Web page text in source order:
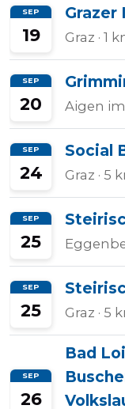
SEP
19
Grazer
Graz · 1
SEP
20 Aigen
SEP
24
Social
Graz · 5
SEP
25
SEP
25 Graz · 5
SEP
26
Bad